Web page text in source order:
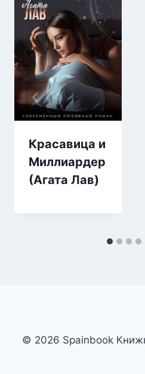
Красавица и
Миллиардер
(Агата Лав)
© 2026 Spainbook